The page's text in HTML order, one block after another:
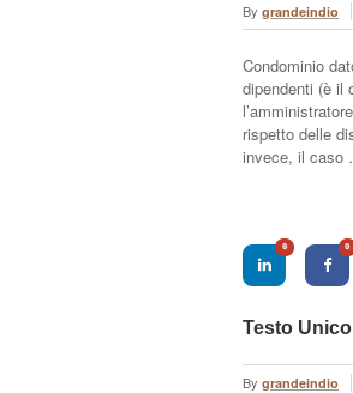
By grandeindio
Condominio
dipendenti (è il
rispetto delle
invece, il caso
0 0
Testo
By grandeindio